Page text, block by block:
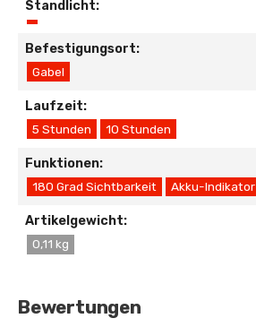
Standlicht:
Befestigungsort:
Gabel
Laufzeit:
5 Stunden 10 Stunden
Funktionen:
180 Grad Sichtbarkeit Akku-Indikator
Artikelgewicht:
0,11 kg
Bewertungen